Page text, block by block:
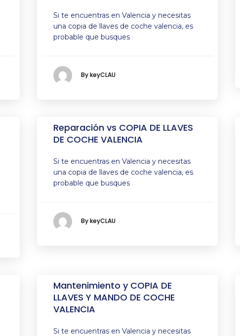
Si te encuentras en Valencia y necesitas
una copia de llaves de coche valencia, es
probable que busques
By keyCLAU
Reparación vs COPIA DE LLAVES
DE COCHE VALENCIA
Si te encuentras en Valencia y necesitas
una copia de llaves de coche valencia, es
probable que busques
By keyCLAU
Mantenimiento y COPIA DE
LLAVES Y MANDO DE COCHE
VALENCIA
Si te encuentras en Valencia y necesitas